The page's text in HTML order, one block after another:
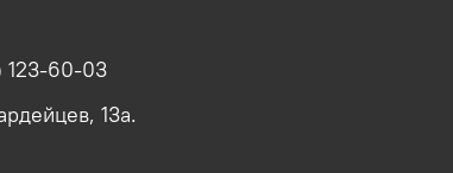
123-60-03
13а.